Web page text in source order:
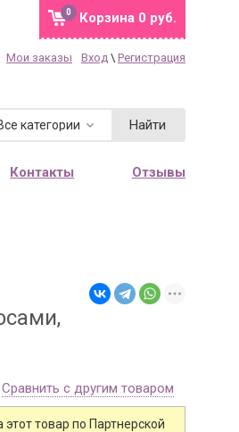
Корзина 0 руб.
0
Мои заказы Вход \ Регистрация
категории Найти
Контакты Отзывы
Сравнить с другим товаром
этот товар по Партнерской